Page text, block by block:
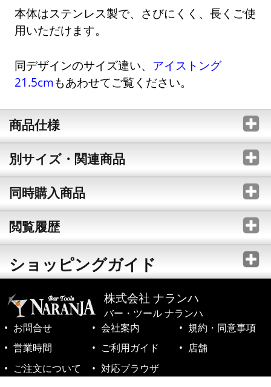
本体はステンレス製で、さびにくく、長くご使
用いただけます。
同デザインのサイズ違い、 アイストング
21.5cmもあわせてご覧ください。
商品仕様
別サイズ・関連商品
同時購入商品
閲覧履歴
ショッピングガイド
株式会社 ナランハ
バー・ツール ナランハ
お問合せ
会社案内
規約・同意事項
営業時間
ご利用ガイド
店舗
ご注文について
対応ブラウザ